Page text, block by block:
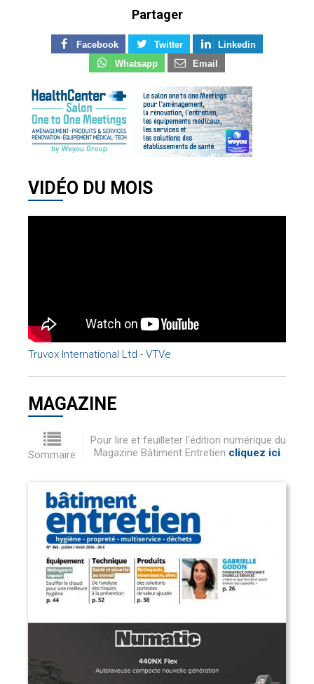
Partager
Facebook Twitter
Linkedin
Whatsapp
Email
VIDÉO DU MOIS
Truvox International Ltd - VTVe
MAGAZINE
Sommaire
Pour lire et feuilleter l'édition numérique du
Magazine Bâtiment Entretien cliquez ici.